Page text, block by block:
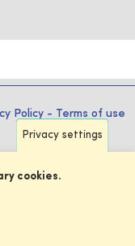
Policy - Terms of use
Privacy settings
cookies.